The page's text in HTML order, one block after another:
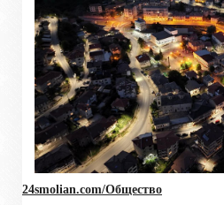
24smolian.com/Общество